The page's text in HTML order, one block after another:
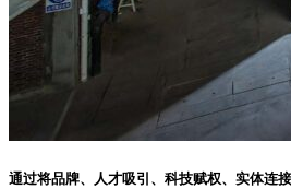
通过将品牌、人才吸引、科技赋权、实体连